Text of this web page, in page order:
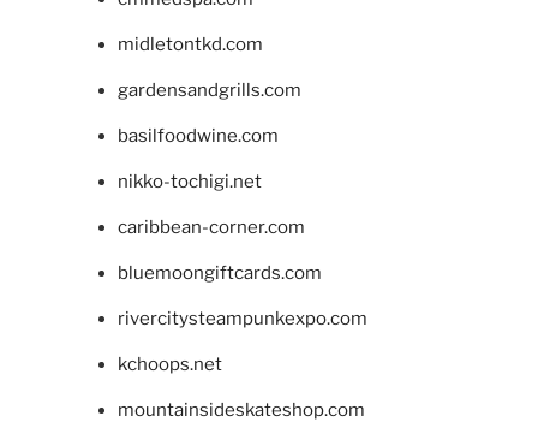
midletontkd.com
gardensandgrills.com
basilfoodwine.com
nikko-tochigi.net
caribbean-corner.com
bluemoongiftcards.com
rivercitysteampunkexpo.com
kchoops.net
mountainsideskateshop.com